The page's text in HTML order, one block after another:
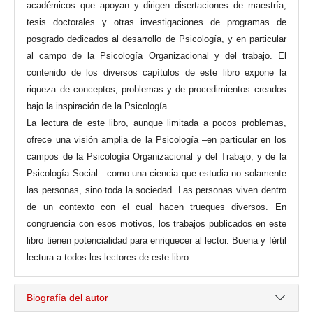
académicos que apoyan y dirigen disertaciones de maestría,
tesis doctorales y otras investigaciones de programas de
posgrado dedicados al desarrollo de Psicología, y en particular
al campo de la Psicología Organizacional y del trabajo. El
contenido de los diversos capítulos de este libro expone la
riqueza de conceptos, problemas y de procedimientos creados
bajo la inspiración de la Psicología.
La lectura de este libro, aunque limitada a pocos problemas,
ofrece una visión amplia de la Psicología –en particular en los
campos de la Psicología Organizacional y del Trabajo, y de la
Psicología Social—como una ciencia que estudia no solamente
las personas, sino toda la sociedad. Las personas viven dentro
de un contexto con el cual hacen trueques diversos. En
congruencia con esos motivos, los trabajos publicados en este
libro tienen potencialidad para enriquecer al lector. Buena y fértil
lectura a todos los lectores de este libro.
Biografía del autor